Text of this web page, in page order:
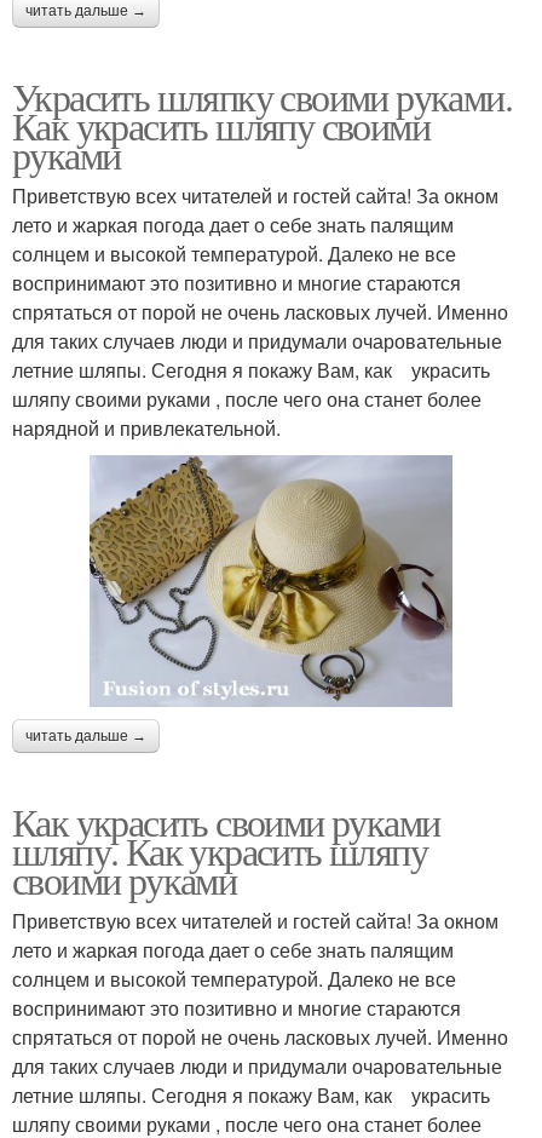
читать дальше →
Украсить шляпку своими руками.
Как украсить шляпу своими
руками
Приветствую всех читателей и гостей сайта! За окном
лето и жаркая погода дает о себе знать палящим
солнцем и высокой температурой. Далеко не все
воспринимают это позитивно и многие стараются
спрятаться от порой не очень ласковых лучей. Именно
для таких случаев люди и придумали очаровательные
летние шляпы. Сегодня я покажу Вам, как украсить
шляпу своими руками , после чего она станет более
нарядной и привлекательной.
читать дальше →
Как украсить своими руками
шляпу. Как украсить шляпу
своими руками
Приветствую всех читателей и гостей сайта! За окном
лето и жаркая погода дает о себе знать палящим
солнцем и высокой температурой. Далеко не все
воспринимают это позитивно и многие стараются
спрятаться от порой не очень ласковых лучей. Именно
для таких случаев люди и придумали очаровательные
летние шляпы. Сегодня я покажу Вам, как украсить
шляпу своими руками , после чего она станет более